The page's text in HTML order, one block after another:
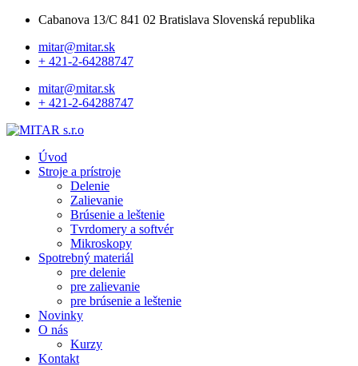
Cabanova 13/C 841 02 Bratislava Slovenská republika
mitar@mitar.sk
+ 421-2-64288747
mitar@mitar.sk
+ 421-2-64288747
Úvod
Stroje a prístroje
Delenie
Zalievanie
Brúsenie a leštenie
Tvrdomery a softvér
Mikroskopy
Spotrebný materiál
pre delenie
pre zalievanie
pre brúsenie a leštenie
Novinky
O nás
Kurzy
Kontakt